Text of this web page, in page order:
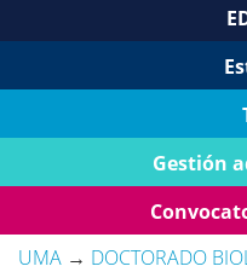
Gestión
UMA → DOCTORADO